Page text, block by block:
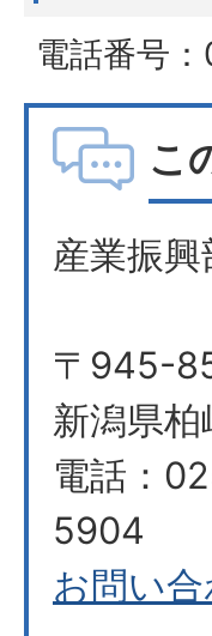
電話番号
こ
産業振
〒945-
新潟県
電話：
5904
お問い